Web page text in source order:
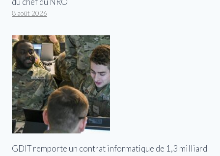
8 août 2026
GDIT remporte un contrat informatique de 1,3 milliard